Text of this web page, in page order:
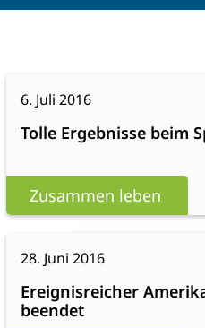
Zusammen leben
6. Juli 2016
Tolle Ergebnisse beim
Ergebnisse
Sporttag
28. Juni 2016
Ereignisreicher
beendet
Ereignisreicher
Amerika-